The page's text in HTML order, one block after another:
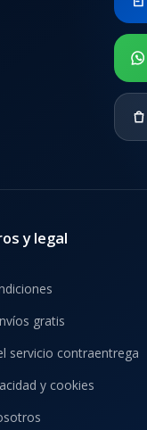
y legal
gratis
servicio contraentrega
y cookies